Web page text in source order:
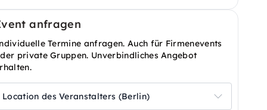
anfragen
Termine anfragen. Auch für Firmenevents
private Gruppen. Unverbindliches Angebot
Location des Veranstalters (Berlin)